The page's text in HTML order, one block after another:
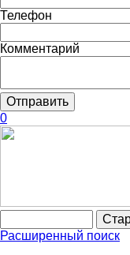
Телефон
Комментарий
0
Расширенный поиск